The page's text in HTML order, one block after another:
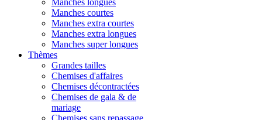
Manches longues
Manches courtes
Manches extra courtes
Manches extra longues
Manches super longues
Thèmes
Grandes tailles
Chemises d'affaires
Chemises décontractées
Chemises de gala & de
mariage
Chemises sans repassage